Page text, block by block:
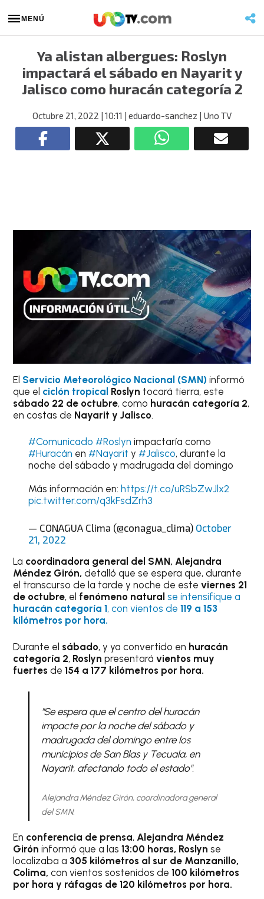
MENÚ
Ya alistan albergues: Roslyn
impactará el sábado en Nayarit y
Jalisco como huracán categoría 2
Octubre 21, 2022 | 10:11 | eduardo-sanchez | Uno TV
El Servicio Meteorológico Nacional (SMN) informó
que el ciclón tropical Roslyn tocará tierra, este
sábado 22 de octubre, como huracán categoría 2,
en costas de Nayarit y Jalisco.
#Comunicado #Roslyn impactaría como
#Huracán en #Nayarit y #Jalisco, durante la
noche del sábado y madrugada del domingo
Más información en: https://t.co/uRSbZwJlx2
pic.twitter.com/q3kFsdZrh3
— CONAGUA Clima (@conagua_clima) October
21, 2022
La coordinadora general del SMN, Alejandra
Méndez Girón,detalló que se espera que, durante
el transcurso de la tarde y noche de esteviernes 21
de octubre, el fenómeno natural se intensifique a
huracán categoría 1, con vientos de119 a 153
kilómetros por hora.
Durante el sábado, y ya convertido en huracán
categoría 2, Roslynpresentarávientos muy
fuertesde154 a 177 kilómetros por hora.
"Se espera que el centro del huracán
impacte por la noche del sábado y
madrugada del domingo entre los
municipios de San Blas y Tecuala, en
Nayarit, afectando todo el estado".
Alejandra Méndez Girón, coordinadora general
del SMN.
En conferencia de prensa,Alejandra Méndez
Giróninformó que a las13:00 horas, Roslynse
localizaba a 305 kilómetros al sur de Manzanillo,
Colima,con vientos sostenidos de100 kilómetros
por hora y ráfagas de 120 kilómetros por hora.